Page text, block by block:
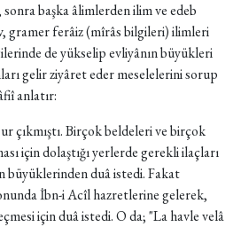
başka âlimlerden ilim ve edeb
gramer ferâiz (mîrâs bilgileri) ilimleri
de yükselip evliyânın büyükleri
gelir ziyâret eder meselelerini sorup
anlatır:
çıkmıştı. Birçok beldeleri ve birçok
için dolaştığı yerlerde gerekli ilaçları
büyüklerinden duâ istedi. Fakat
İbn-i Acîl hazretlerine gelerek,
için duâ istedi. O da; "La havle velâ